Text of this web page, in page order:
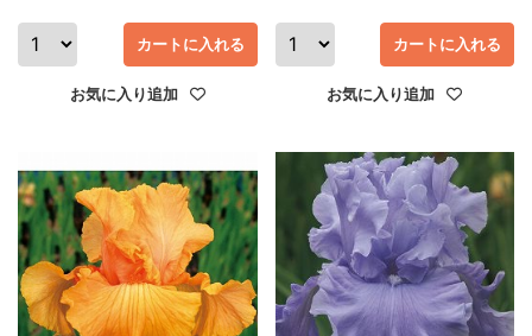
お気に入り追加
カートに入れる
お気に入り追加
カートに入れる